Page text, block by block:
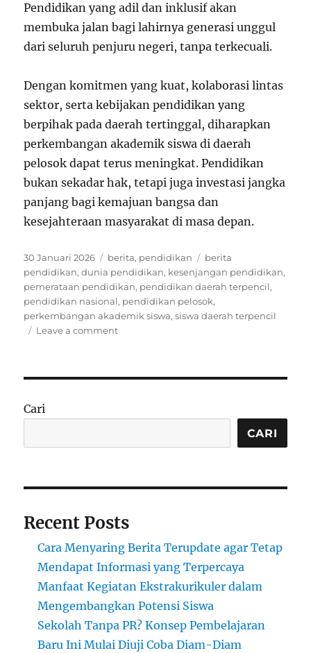
Pendidikan yang adil dan inklusif akan
membuka jalan bagi lahirnya generasi unggul
dari seluruh penjuru negeri, tanpa terkecuali.
Dengan komitmen yang kuat, kolaborasi lintas
sektor, serta kebijakan pendidikan yang
berpihak pada daerah tertinggal, diharapkan
perkembangan akademik siswa di daerah
pelosok dapat terus meningkat. Pendidikan
bukan sekadar hak, tetapi juga investasi jangka
panjang bagi kemajuan bangsa dan
kesejahteraan masyarakat di masa depan.
Posted
on
30 Januari 2026 Categories
berita, pendidikan Tags
berita
pendidikan,dunia pendidikan, kesenjangan pendidikan,
pemerataan pendidikan, pendidikan daerah terpencil,
pendidikan nasional, pendidikan pelosok,
perkembangan akademik siswa,siswa daerah terpencil
Leave a commenton
Pelosok
Tantangan
di
Ketimpangan
Nasional
Cari
CARI
Recent Posts
Cara Menyaring Berita Terupdate agar Tetap
Mendapat Informasi yang Terpercaya
Manfaat Kegiatan Ekstrakurikuler dalam
Mengembangkan Potensi Siswa
Sekolah Tanpa PR? Konsep Pembelajaran
Baru Ini Mulai Diuji Coba Diam-Diam